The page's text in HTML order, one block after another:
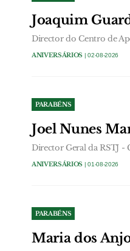
Joaquim
Director do Centro de
ANIVERSÁRIOS | 02-08-2026
PARABÉNS
Joel Nunes
Director Geral da RSTJ -
ANIVERSÁRIOS | 01-08-2026
PARABÉNS
Maria dos